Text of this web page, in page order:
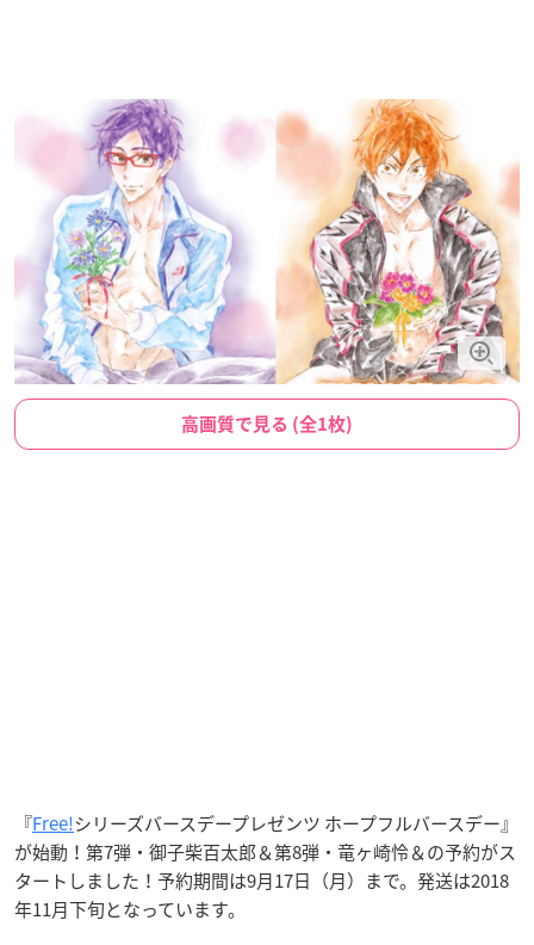
高画質で見る (全1枚)
『Free!シリーズバースデープレゼンツ ホープフルバースデー』
が始動！第7弾・御子柴百太郎＆第8弾・竜ヶ崎怜＆の予約がス
タートしました！予約期間は9月17日（月）まで。発送は2018
年11月下旬となっています。